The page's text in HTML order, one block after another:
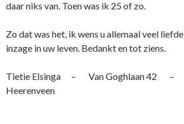
daar niks van. Toen was ik 25 of zo.
Zo dat was het, ik wens u allemaal veel
inzage in uw leven. Bedankt en tot ziens.
Tietie Elsinga – Van Goghlaan 42 –
Heerenveen